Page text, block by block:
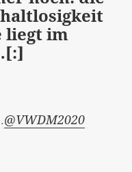
liegt im
@VWDM2020